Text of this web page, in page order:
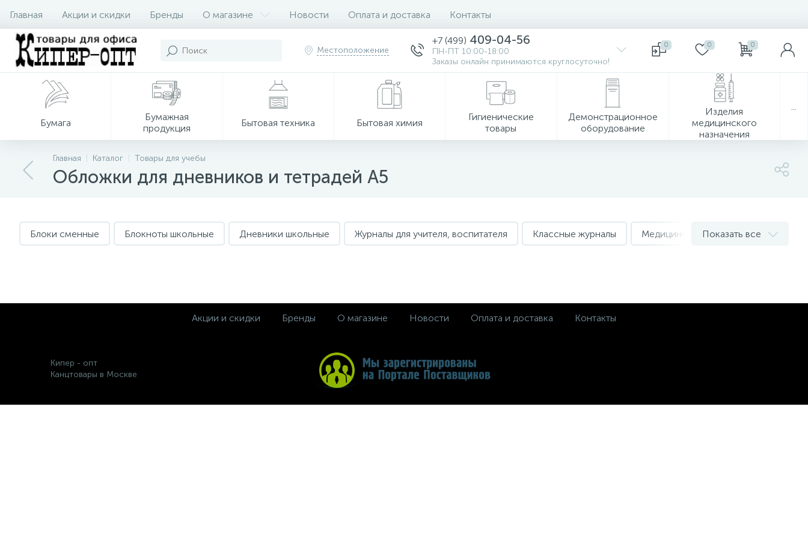
Главная Акции и скидки Бренды О магазине Новости Оплата и доставка Контакты
Местоположение
+7 (499) 409-04-56
ПН-ПТ 10:00-18:00
Заказы онлайн принимаются круглосуточно!
0 0 0
Бумага
Бумажная
продукция
Бытовая техника Бытовая химия
Гигиенические
товары
Демонстрационное
оборудование
Изделия
медицинского
назначения
Главная Каталог Товары для учебы
Обложки для дневников и тетрадей А5
Блоки сменные Блокноты школьные Дневники школьные Журналы для учителя, воспитателя Классные журналы Медицинские карты Обложки
Показать все
Акции и скидки Бренды О магазине Новости Оплата и доставка Контакты
Кипер - опт
Канцтовары в Москве